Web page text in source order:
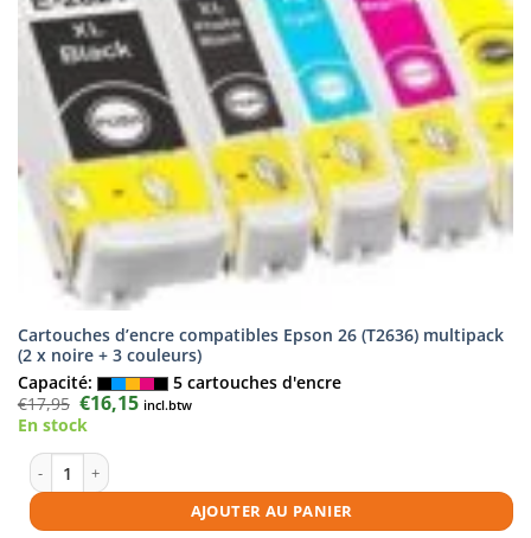
Cartouches d’encre compatibles Epson 26 (T2636) multipack
(2 x noire + 3 couleurs)
Capacité:
5 cartouches d'encre
€17,95 Le
prix
initial
€17,95.
€16,15Le
prix
incl.btw
En stock
quantité de Cartouches d'encre compatibles Epson 26 (T2636)
AJOUTER AU PANIER